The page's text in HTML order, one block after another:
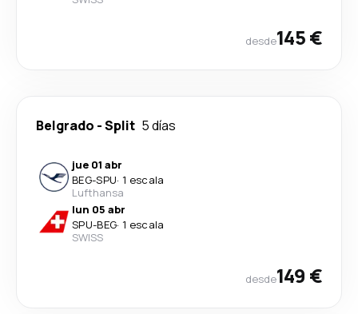
desde145 €
Belgrado -Split 5 días
jue 01 abr
BEG-SPU· 1 escala
Lufthansa
lun 05 abr
SPU-BEG· 1 escala
SWISS
desde149 €